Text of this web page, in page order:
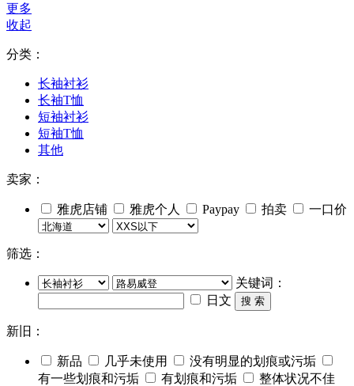
更多
收起
分类：
长袖衬衫
长袖T恤
短袖衬衫
短袖T恤
其他
卖家：
雅虎店铺 雅虎个人 Paypay 拍卖 一口价
筛选：
关键词：
日文
搜 索
新旧：
新品 几乎未使用
没有明显的划痕或污垢
有一些划痕和污垢
有划痕和污垢 整体状况不佳